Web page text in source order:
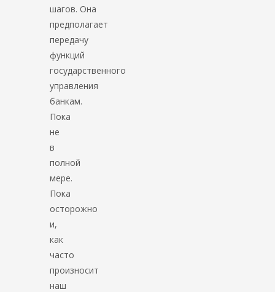
шагов. Она
предполагает
передачу
функций
государственного
управления
банкам.
Пока
не
в
полной
мере.
Пока
осторожно
и,
как
часто
произносит
наш